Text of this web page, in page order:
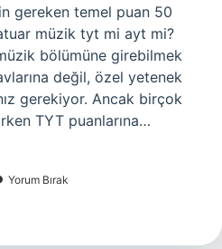
gereken temel puan 50
müzik tyt mi ayt mi?
bölümüne girebilmek
değil, özel yetenek
gerekiyor. Ancak birçok
TYT puanlarına…
Yorum Bırak